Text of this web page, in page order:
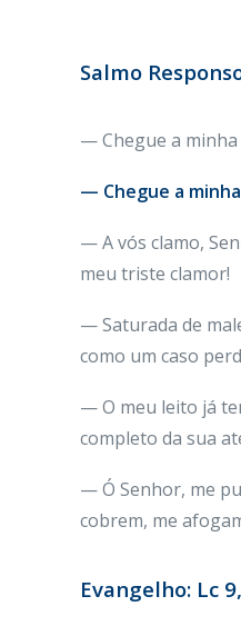
Salmo
— Chegue a minha
— Chegue a
— A vós clamo,
meu triste clamor!
— Saturada de
como um caso
— O meu leito já
completo da sua
— Ó Senhor, me
cobrem, me
Evangelho: Lc